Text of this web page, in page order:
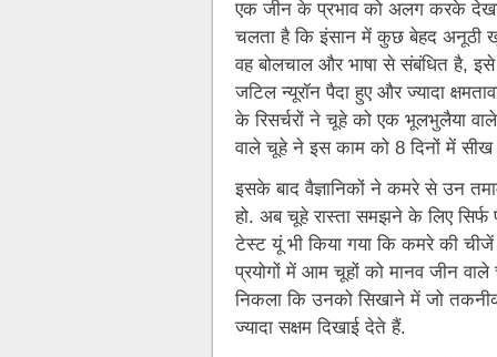
एक जीन के प्रभाव को अलग करके
चलता है कि इंसान में कुछ बेहद अनूठी
वह बोलचाल और भाषा से संबंधित है,
जटिल न्यूरॉन पैदा हुए और ज्यादा
के रिसर्चरों ने चूहे को एक भूलभुलैया
वाले चूहे ने इस काम को 8 दिनों में
इसके बाद वैज्ञानिकों ने कमरे से उन
हो. अब चूहे रास्ता समझने के लिए सिर्फ
टेस्ट यूं भी किया गया कि कमरे की चीजें
प्रयोगों में आम चूहों को मानव जीन वाले
निकला कि उनको सिखाने में जो
ज्यादा सक्षम दिखाई देते हैं.